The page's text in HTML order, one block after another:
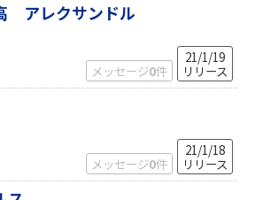
アレクサンドル
メッセージ0件
21/1/19
リリース
メッセージ0件
21/1/18
リリース